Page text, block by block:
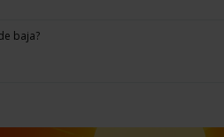
baja?